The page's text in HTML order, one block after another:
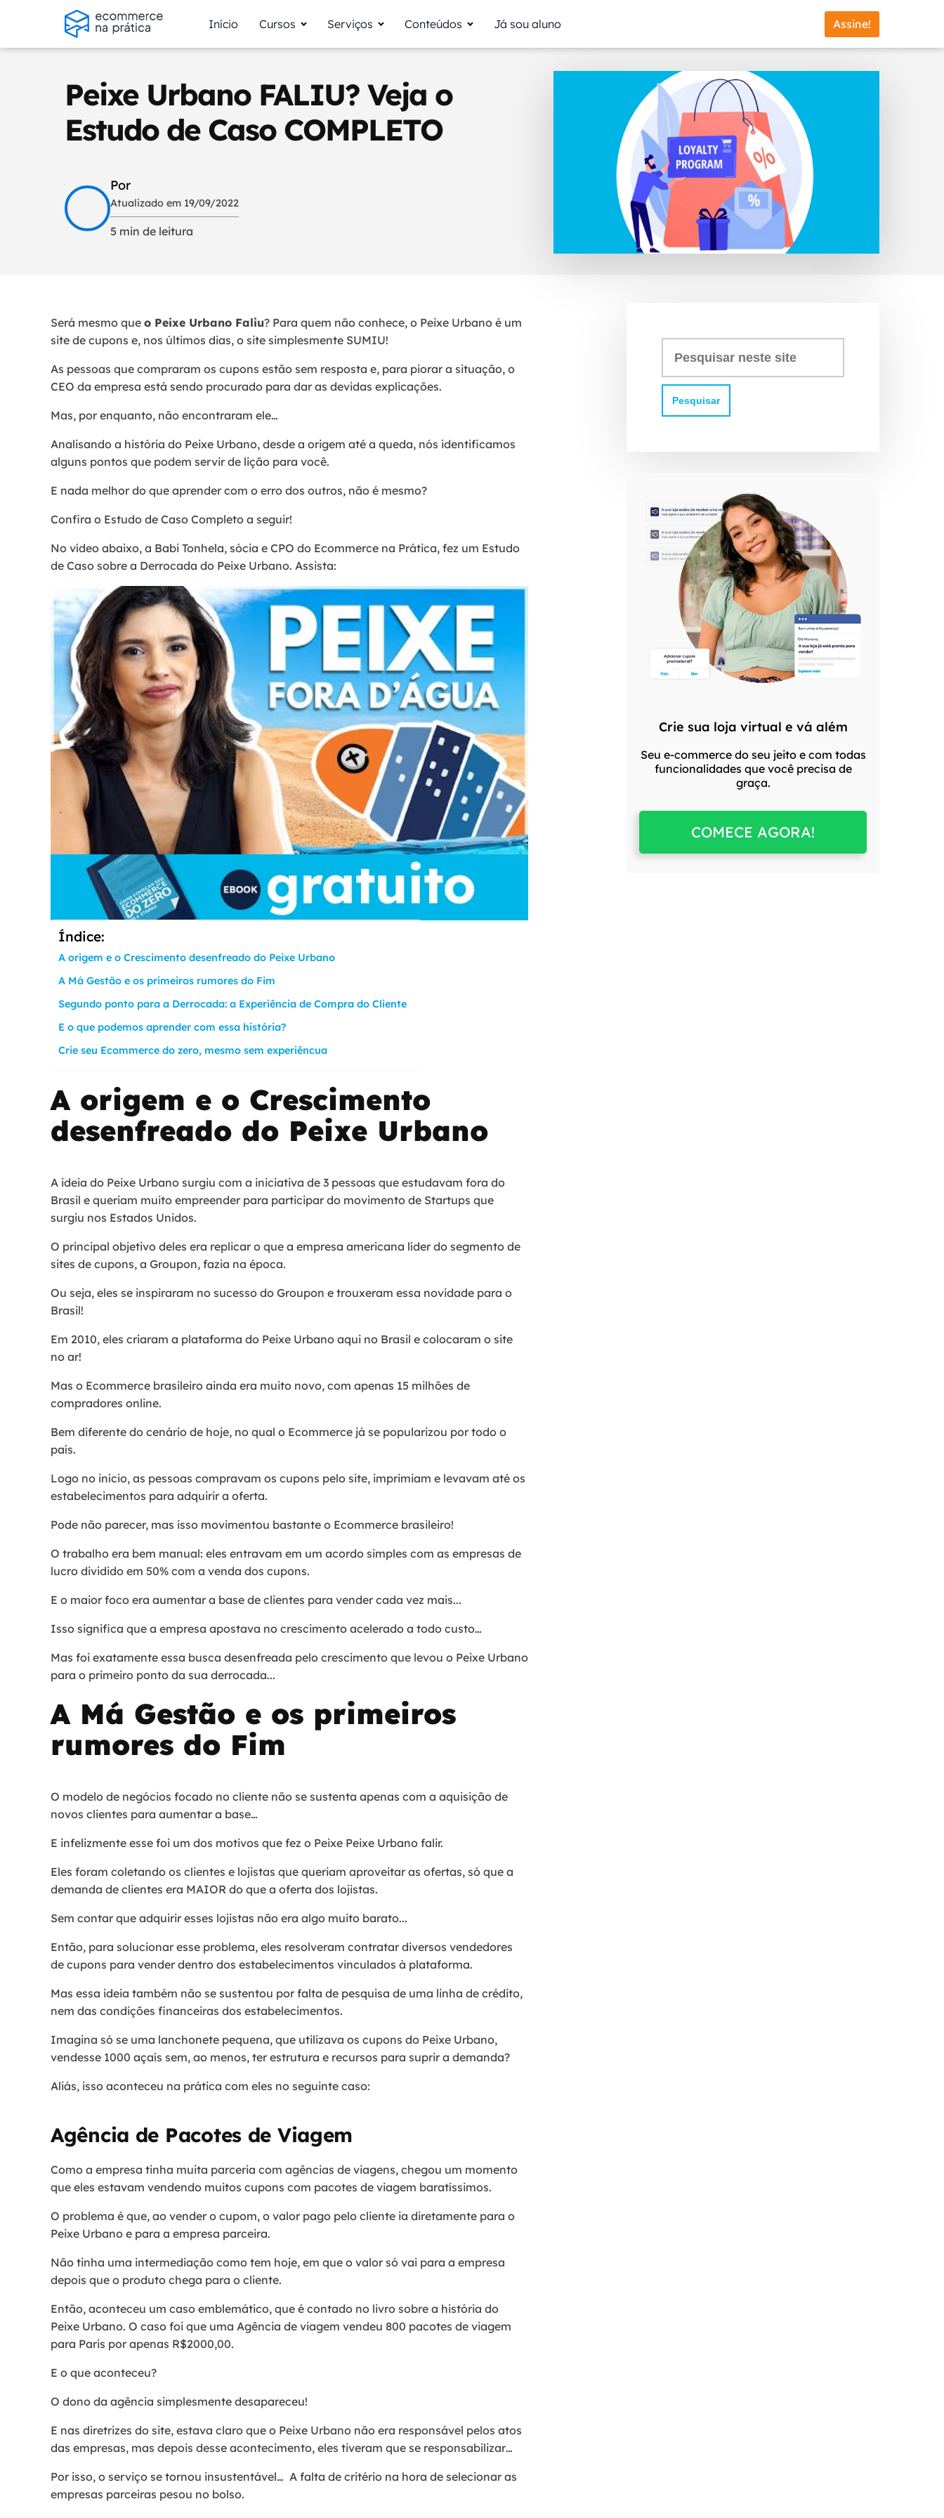
Início Cursos Serviços Conteúdos Já sou aluno Assine!
Peixe Urbano FALIU? Veja o
Estudo de Caso COMPLETO
Por
Atualizado em 19/09/2022
5 min de leitura
Será mesmo que o Peixe Urbano Faliu? Para quem não conhece, o Peixe Urbano é um
site de cupons e, nos últimos dias, o site simplesmente SUMIU!
As pessoas que compraram os cupons estão sem resposta e, para piorar a situação, o
CEO da empresa está sendo procurado para dar as devidas explicações.
Mas, por enquanto, não encontraram ele…
Analisando a história do Peixe Urbano, desde a origem até a queda, nós identificamos
alguns pontos que podem servir de lição para você.
E nada melhor do que aprender com o erro dos outros, não é mesmo?
Confira o Estudo de Caso Completo a seguir!
No vídeo abaixo, a Babi Tonhela, sócia e CPO do Ecommerce na Prática, fez um Estudo
de Caso sobre a Derrocada do Peixe Urbano. Assista:
Índice:
A origem e o Crescimento desenfreado do Peixe Urbano
A Má Gestão e os primeiros rumores do Fim
Segundo ponto para a Derrocada: a Experiência de Compra do Cliente
E o que podemos aprender com essa história?
Crie seu Ecommerce do zero, mesmo sem experiêncua
A origem e o Crescimento
desenfreado do Peixe Urbano
A ideia do Peixe Urbano surgiu com a iniciativa de 3 pessoas que estudavam fora do
Brasil e queriam muito empreender para participar do movimento de Startups que
surgiu nos Estados Unidos.
O principal objetivo deles era replicar o que a empresa americana líder do segmento de
sites de cupons, a Groupon, fazia na época.
Ou seja, eles se inspiraram no sucesso do Groupon e trouxeram essa novidade para o
Brasil!
Em 2010, eles criaram a plataforma do Peixe Urbano aqui no Brasil e colocaram o site
no ar!
Mas o Ecommerce brasileiro ainda era muito novo, com apenas 15 milhões de
compradores online.
Bem diferente do cenário de hoje, no qual o Ecommerce já se popularizou por todo o
país.
Logo no início, as pessoas compravam os cupons pelo site, imprimiam e levavam até os
estabelecimentos para adquirir a oferta.
Pode não parecer, mas isso movimentou bastante o Ecommerce brasileiro!
O trabalho era bem manual: eles entravam em um acordo simples com as empresas de
lucro dividido em 50% com a venda dos cupons.
E o maior foco era aumentar a base de clientes para vender cada vez mais...
Isso significa que a empresa apostava no crescimento acelerado a todo custo…
Mas foi exatamente essa busca desenfreada pelo crescimento que levou o Peixe Urbano
para o primeiro ponto da sua derrocada...
A Má Gestão e os primeiros
rumores do Fim
O modelo de negócios focado no cliente não se sustenta apenas com a aquisição de
novos clientes para aumentar a base…
E infelizmente esse foi um dos motivos que fez o Peixe Peixe Urbano falir.
Eles foram coletando os clientes e lojistas que queriam aproveitar as ofertas, só que a
demanda de clientes era MAIOR do que a oferta dos lojistas.
Sem contar que adquirir esses lojistas não era algo muito barato...
Então, para solucionar esse problema, eles resolveram contratar diversos vendedores
de cupons para vender dentro dos estabelecimentos vinculados à plataforma.
Mas essa ideia também não se sustentou por falta de pesquisa de uma linha de crédito,
nem das condições financeiras dos estabelecimentos.
Imagina só se uma lanchonete pequena, que utilizava os cupons do Peixe Urbano,
vendesse 1000 açaís sem, ao menos, ter estrutura e recursos para suprir a demanda?
Aliás, isso aconteceu na prática com eles no seguinte caso:
Agência de Pacotes de Viagem
Como a empresa tinha muita parceria com agências de viagens, chegou um momento
que eles estavam vendendo muitos cupons com pacotes de viagem baratíssimos.
O problema é que, ao vender o cupom, o valor pago pelo cliente ia diretamente para o
Peixe Urbano e para a empresa parceira.
Não tinha uma intermediação como tem hoje, em que o valor só vai para a empresa
depois que o produto chega para o cliente.
Então, aconteceu um caso emblemático, que é contado no livro sobre a história do
Peixe Urbano. O caso foi que uma Agência de viagem vendeu 800 pacotes de viagem
para Paris por apenas R$2000,00.
E o que aconteceu?
O dono da agência simplesmente desapareceu!
E nas diretrizes do site, estava claro que o Peixe Urbano não era responsável pelos atos
das empresas, mas depois desse acontecimento, eles tiveram que se responsabilizar…
Por isso, o serviço se tornou insustentável… A falta de critério na hora de selecionar as
empresas parceiras pesou no bolso.
neste
site:
Crie sua loja virtual e vá além
Seu e-commerce do seu jeito e com todas
funcionalidades que você precisa de
graça.
COMECE AGORA!